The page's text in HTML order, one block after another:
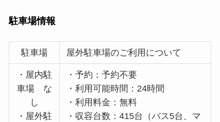
駐車場情報
駐車場 屋外駐車場のご利用について
・屋内駐
車場 な
し
・屋外駐
・予約：予約不要
・利用可能時間：24時間
・利用料金：無料
・収容台数：415台（バス5台、マ